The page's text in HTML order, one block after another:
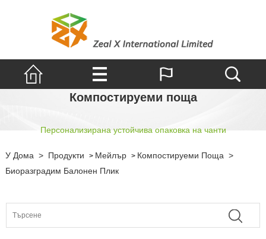
Компостируеми поща
Персонализирана устойчива опаковка на чанти
У Дома > Продукти > Мейлър > Компостируеми Поща >
Биоразградим Балонен Плик